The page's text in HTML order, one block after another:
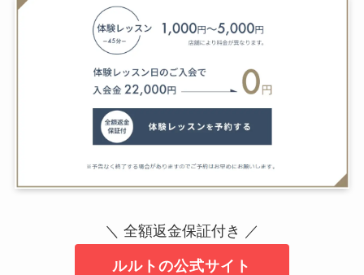
＼ 全額返金保証付き ／
ルルトの公式サイト